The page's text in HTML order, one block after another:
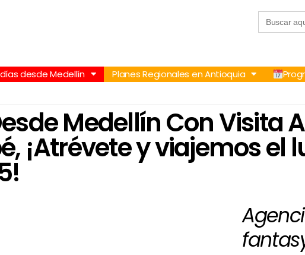
Buscar:
desde Medellín Planes Regionales en Antioquia
Medellín Con Visita A
¡Atrévete y viajemos el